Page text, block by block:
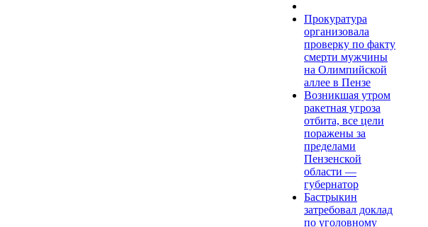
Прокуратура
организовала
проверку по факту
смерти мужчины
на Олимпийской
аллее в Пензе
Возникшая утром
ракетная угроза
отбита, все цели
поражены за
пределами
Пензенской
области —
губернатор
Бастрыкин
затребовал доклад
по уголовному